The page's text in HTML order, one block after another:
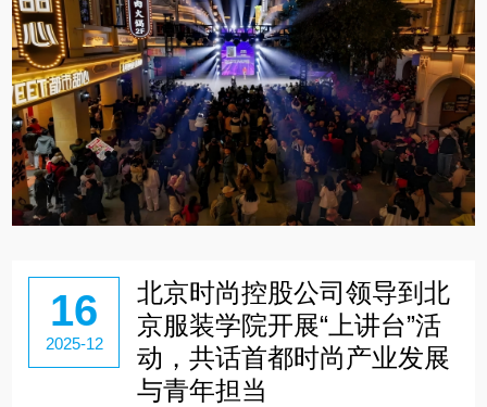
16
2025-12
北京时尚控股公司领导到北
京服装学院开展“上讲台”活
动，共话首都时尚产业发展
与青年担当